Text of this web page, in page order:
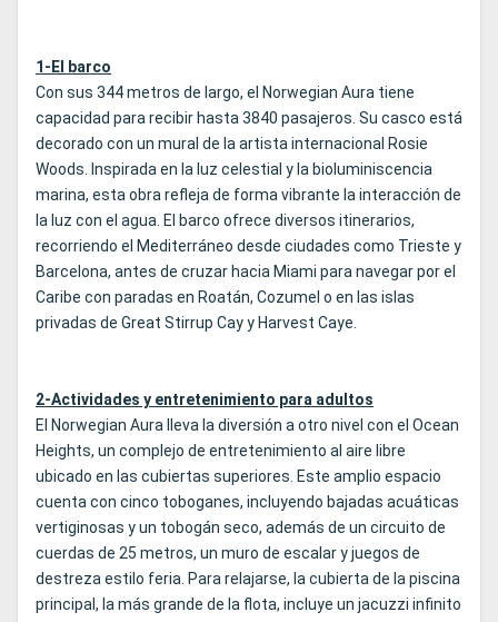
1-El barco
Con sus 344 metros de largo, el Norwegian Aura tiene
capacidad para recibir hasta 3840 pasajeros. Su casco está
decorado con un mural de la artista internacional Rosie
Woods. Inspirada en la luz celestial y la bioluminiscencia
marina, esta obra refleja de forma vibrante la interacción de
la luz con el agua. El barco ofrece diversos itinerarios,
recorriendo el Mediterráneo desde ciudades como Trieste y
Barcelona, antes de cruzar hacia Miami para navegar por el
Caribe con paradas en Roatán, Cozumel o en las islas
privadas de Great Stirrup Cay y Harvest Caye.
2-Actividades y entretenimiento para adultos
El Norwegian Aura lleva la diversión a otro nivel con el Ocean
Heights, un complejo de entretenimiento al aire libre
ubicado en las cubiertas superiores. Este amplio espacio
cuenta con cinco toboganes, incluyendo bajadas acuáticas
vertiginosas y un tobogán seco, además de un circuito de
cuerdas de 25 metros, un muro de escalar y juegos de
destreza estilo feria. Para relajarse, la cubierta de la piscina
principal, la más grande de la flota, incluye un jacuzzi infinito